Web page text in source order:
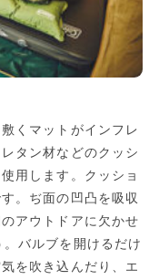
くマットがインフレ
タン材などのクッシ
用します。クッショ
。ぢ面の凹凸を吸収
アウトドアに欠かせ
バルブを開けるだけ
を吹き込んだり、エ